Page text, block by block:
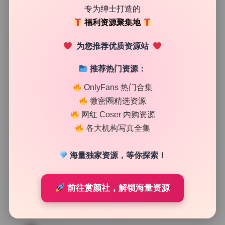
孟狐狸 写真合集41套无水印原档10.90G资源包
专为绅士打造的
福利资源聚集地
为您推荐优质资源站
推荐热门资源：
OnlyFans 热门合集
微密圈精选资源
网红 Coser 内购资源
各大机构写真全集
海量独家资源，等你探索！
前往赏颜社，解锁海量资源